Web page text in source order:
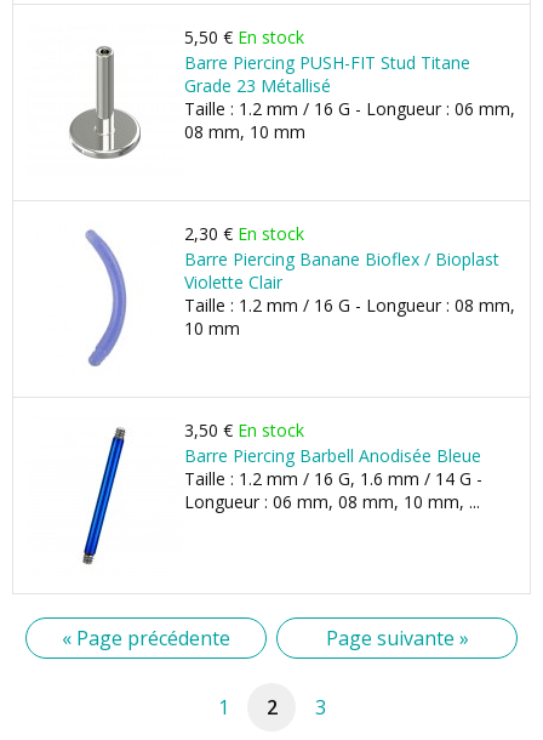
5,50 € En stock
Barre Piercing PUSH-FIT Stud Titane
Grade 23 Métallisé
Taille : 1.2 mm / 16 G - Longueur : 06 mm,
08 mm, 10 mm
2,30 € En stock
Barre Piercing Banane Bioflex / Bioplast
Violette Clair
Taille : 1.2 mm / 16 G - Longueur : 08 mm,
10 mm
3,50 € En stock
Barre Piercing Barbell Anodisée Bleue
Taille : 1.2 mm / 16 G, 1.6 mm / 14 G -
Longueur : 06 mm, 08 mm, 10 mm, ...
« Page précédente Page suivante »
1 2 3